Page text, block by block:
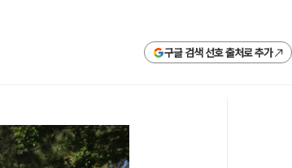
구글 검색 선호 출처로 추가